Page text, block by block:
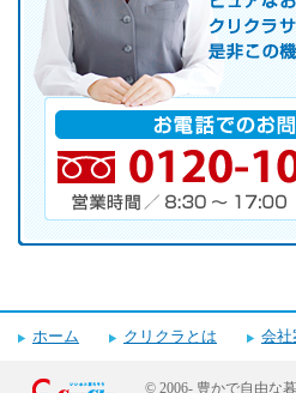
ピュアなお水とお湯も使えるクリ
サーバレンタル
ご自宅まで配送
※ご契約なさらなくても結構です。
お電話でのお問合せ
電話番号・営業時間・定休日
ホーム クリクラとは 会社
© 2006- 豊かで自由な